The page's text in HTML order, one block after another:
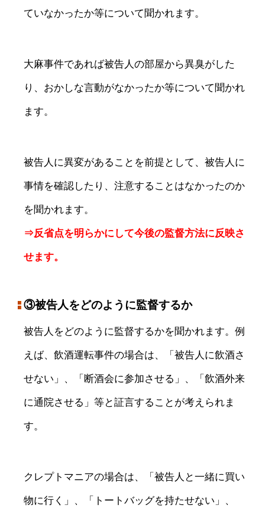
ていなかったか等について聞かれます。
大麻事件であれば被告人の部屋から異臭がした
り、おかしな言動がなかったか等について聞かれ
ます。
被告人に異変があることを前提として、被告人に
事情を確認したり、注意することはなかったのか
を聞かれます。
⇒反省点を明らかにして今後の監督方法に反映さ
せます。
③被告人をどのように監督するか
被告人をどのように監督するかを聞かれます。例
えば、飲酒運転事件の場合は、「被告人に飲酒さ
せない」、「断酒会に参加させる」、「飲酒外来
に通院させる」等と証言することが考えられま
す。
クレプトマニアの場合は、「被告人と一緒に買い
物に行く」、「トートバッグを持たせない」、